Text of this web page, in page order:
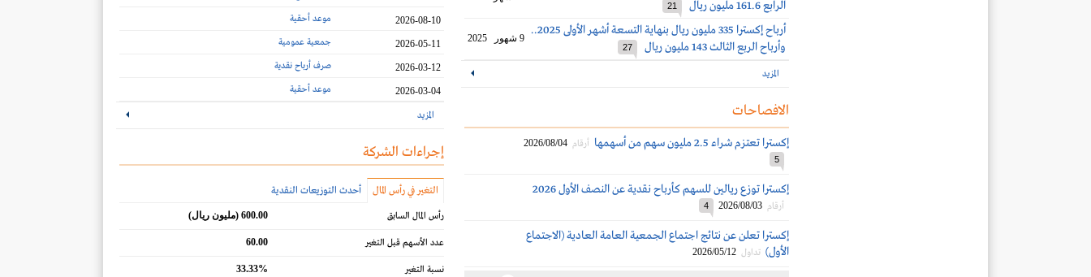
الرابع 161.6 مليون ريال
21
أرباح إكسترا 335 مليون ريال بنهاية التسعة أشهر الأولى 2025..
وأرباح الربع الثالث 143 مليون ريال
27
9 شهور 2025
المزيد
الافصاحات
إكسترا تعتزم شراء 2.5 مليون سهم من أسهمها أرقام 2026/08/04
5
إكسترا توزع ريالين للسهم كأرباح نقدية عن النصف الأول 2026
أرقام 2026/08/03
4
إكسترا تعلن عن نتائج اجتماع الجمعية العامة العادية (الاجتماع
الأول) تداول 2026/05/12
2026-08-10 موعد أحقية
2026-05-11 جمعية عمومية
2026-03-12 صرف أرباح نقدية
2026-03-04 موعد أحقية
المزيد
إجراءات الشركة
التغير في رأس المال أحدث التوزيعات النقدية
رأس المال السابق 600.00 (مليون ريال)
عدد الأسهم قبل التغير 60.00
نسبة التغير 33.33%